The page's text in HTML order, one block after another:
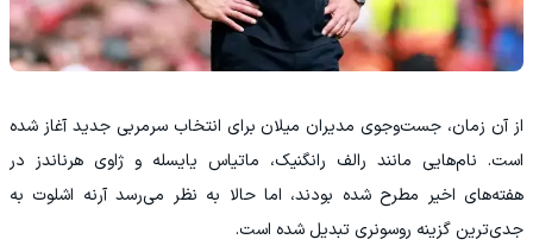
از آن زمان، جست‌وجوی مدیران میلان برای انتخاب سرمربی جدید آغاز شده
است. نام‌هایی مانند رالف رانگنیک، ماتیاس یایسله و ژاوی هرناندز در
هفته‌های اخیر مطرح شده بودند، اما حالا به نظر می‌رسد آرنه اشلوت به
جدی‌ترین گزینه روسونری تبدیل شده است.